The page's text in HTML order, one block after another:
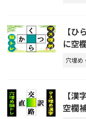
【
に空
穴埋め
【
空欄